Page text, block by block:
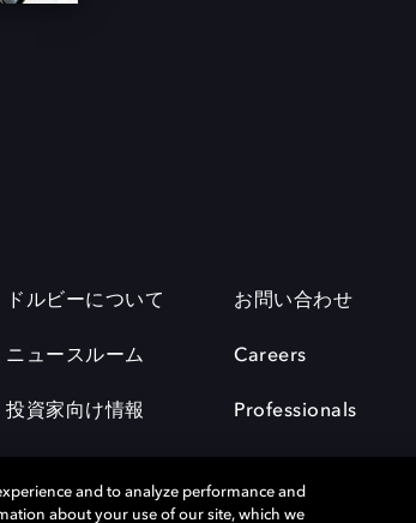
ドルビーについて
ニュースルーム
投資家向け情報
お問い合わせ
Careers
Professionals
and to analyze performance and
about your use of our site, which we